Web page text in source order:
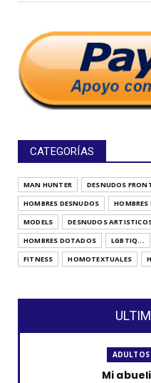
CATEGORÍAS
MAN HUNTER DESNUDOS
HOMBRES DESNUDOS
MODELS
DESNUDOS
HOMBRES DOTADOS
LGBTIQ...
FITNESS
HOMOTEXTUALES
ADULTOS
Mi